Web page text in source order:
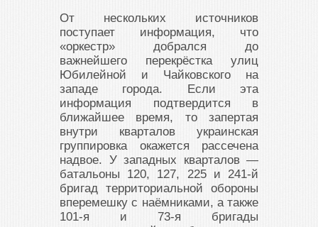
От нескольких источников
поступает информация, что
«оркестр» добрался до
важнейшего перекрёстка улиц
Юбилейной и Чайковского на
западе города. Если эта
информация подтвердится в
ближайшее время, то запертая
внутри кварталов украинская
группировка окажется рассечена
надвое. У западных кварталов —
батальоны 120, 127, 225 и 241-й
бригад территориальной обороны
вперемешку с наёмниками, а также
101-я и 73-я бригады